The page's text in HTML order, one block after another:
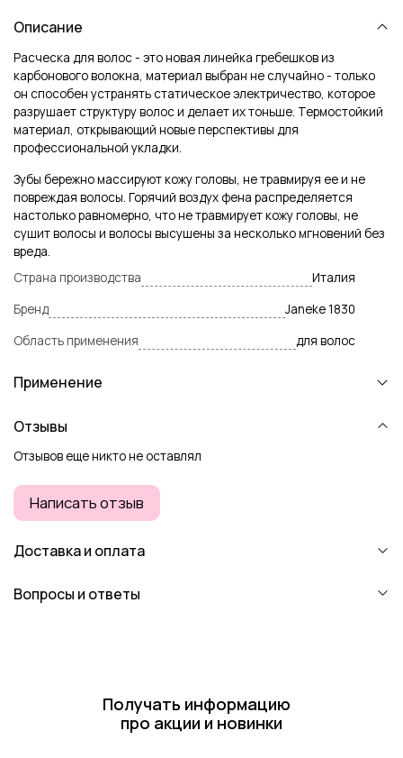
Описание
Расческа для волос - это новая линейка гребешков из
карбонового волокна, материал выбран не случайно - только
он способен устранять статическое электричество, которое
разрушает структуру волос и делает их тоньше. Термостойкий
материал, открывающий новые перспективы для
профессиональной укладки.
Зубы бережно массируют кожу головы, не травмируя ее и не
повреждая волосы. Горячий воздух фена распределяется
настолько равномерно, что не травмирует кожу головы, не
сушит волосы и волосы высушены за несколько мгновений без
вреда.
Страна производства
Италия
Бренд
Janeke 1830
Область применения
для волос
Применение
Отзывы
Отзывов еще никто не оставлял
Написать отзыв
Доставка и оплата
Вопросы и ответы
Получать информацию
про акции и новинки